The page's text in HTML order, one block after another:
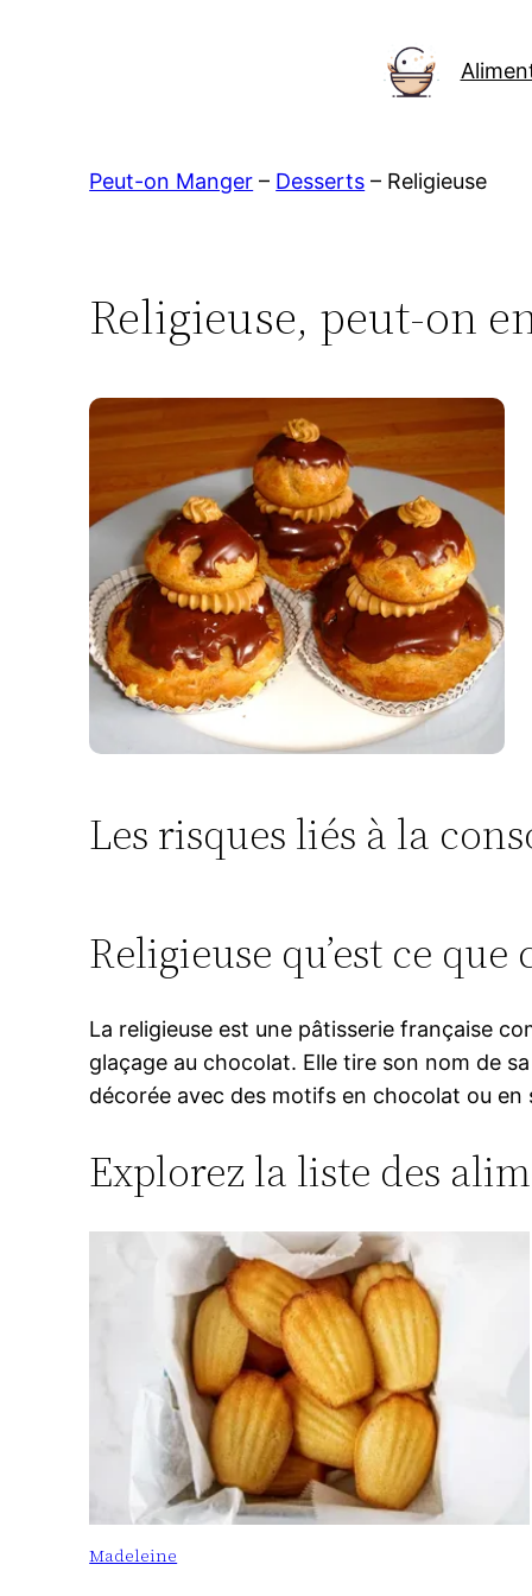
Peut-on Manger – Desserts – Religieuse
Religieuse, peut-on
Les risques liés à la
Religieuse qu’est ce que
La religieuse est une pâtisserie française
glaçage au chocolat. Elle tire son nom de
décorée avec des motifs en chocolat ou
Explorez la liste des
Madeleine